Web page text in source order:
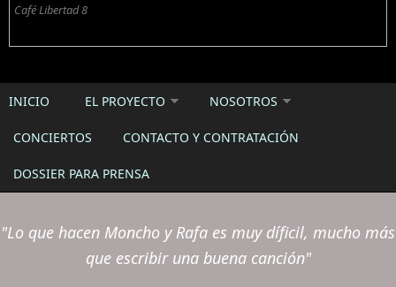
Café Libertad 8
INICIO EL PROYECTO NOSOTROS
CONCIERTOS CONTACTO Y CONTRATACIÓN
DOSSIER PARA PRENSA
"Lo que hacen Moncho y Rafa es muy díficil, mucho más
que escribir una buena canción"